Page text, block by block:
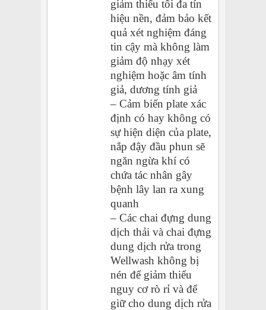
giảm thiểu tối đa tín
hiệu nền, đảm bảo kết
quả xét nghiệm đáng
tin cậy mà không làm
giảm độ nhạy xét
nghiệm hoặc âm tính
giả, dương tính giả
– Cảm biến plate xác
định có hay không có
sự hiện diện của plate,
nắp đậy đầu phun sẽ
ngăn ngừa khí có
chứa tác nhân gây
bệnh lây lan ra xung
quanh
– Các chai đựng dung
dịch thải và chai đựng
dung dịch rửa trong
Wellwash không bị
nén để giảm thiểu
nguy cơ rò rỉ và để
giữ cho dung dịch rửa